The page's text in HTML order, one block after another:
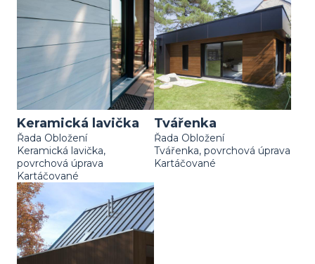
Keramická lavička
Řada Obložení
Keramická lavička,
povrchová úprava
Kartáčované
Tvářenka
Řada Obložení
Tvářenka, povrchová úprava
Kartáčované